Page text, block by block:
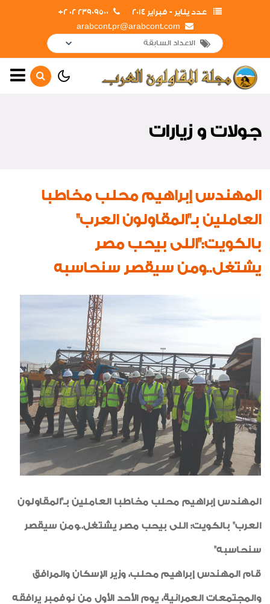
عدد يناير - فبراير 2014
23909500 02 2+
arabcont.pr@arabcont.com
شهادات جودة ISO
تعاقدات جديدة
جولات و زيارات
موضوعات متنوعة
ايمانيات
رياضة
طبيب الاسرة
الواحة
ريبورتاج غينيا الاستوائية
ريبورتاج عن مديرية أمن
جولات و زيارات
المهندس إبراهيم محلب مخاطبا
العاملين بـ"المقاولون العرب"
بالكويت:"اللى بيحب مصر
يشتغل..ومن سيقصر سنحاسبه
المهندس إبراهيم محلب مخاطبا العاملين بـ"المقاولون
العرب" بالكويت: اللى بيحب مصر يشتغل..ومن سيقصر
سنحاسبه"
قام المهندس إبراهيم محلب، وزير الإسكان والمرافق
والمجتمعات العمرانية، يوم الأحد الأول من نوفمبر يرافقه